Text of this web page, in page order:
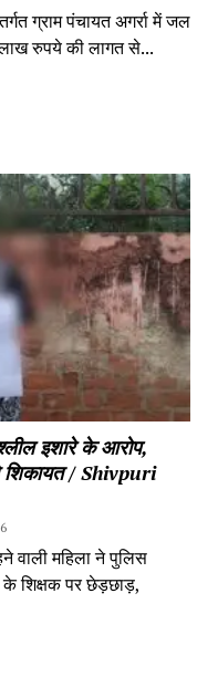
ग्राम पंचायत अगर्रा में जल
रुपये की लागत से...
इशारे के आरोप,
शिकायत / Shivpuri
वाली महिला ने पुलिस
शिक्षक पर छेड़छाड़,